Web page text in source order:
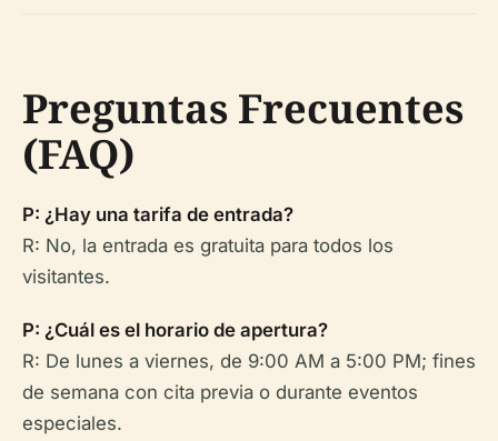
Preguntas Frecuentes
(FAQ)
P: ¿Hay una tarifa de entrada?
R: No, la entrada es gratuita para todos los
visitantes.
P: ¿Cuál es el horario de apertura?
R: De lunes a viernes, de 9:00 AM a 5:00 PM; fines
de semana con cita previa o durante eventos
especiales.